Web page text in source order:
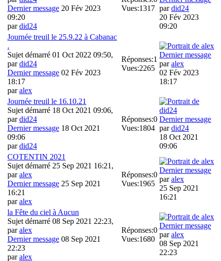
Dernier message 20 Fév 2023
09:20
pardid24
Vues:1317 pardid24
20 Fév 2023
09:20
Journée treuil le 25.9.22 à Cabanac
.
Sujet démarré 01 Oct 2022 09:50,
pardid24
Dernier message 02 Fév 2023
18:17
paralex
Réponses:1
Vues:2265
Dernier message
paralex
02 Fév 2023
18:17
Journée treuil le 16.10.21
Sujet démarré 18 Oct 2021 09:06,
pardid24
Dernier message 18 Oct 2021
09:06
pardid24
Réponses:0
Vues:1804
Dernier message
pardid24
18 Oct 2021
09:06
COTENTIN 2021
Sujet démarré 25 Sep 2021 16:21,
paralex
Dernier message 25 Sep 2021
16:21
paralex
Réponses:0
Vues:1965
Dernier message
paralex
25 Sep 2021
16:21
la Fête du ciel à Aucun
Sujet démarré 08 Sep 2021 22:23,
paralex
Dernier message 08 Sep 2021
22:23
paralex
Réponses:0
Vues:1680
Dernier message
paralex
08 Sep 2021
22:23